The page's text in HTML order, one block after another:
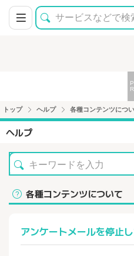
トップ ヘルプ 各種コンテンツにつ
ヘルプ
各種コンテンツについて
アンケートメールを停止